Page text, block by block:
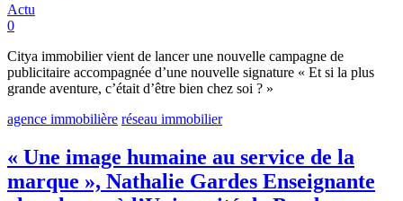
Actu
0
Citya immobilier vient de lancer une nouvelle campagne de
publicitaire accompagnée d’une nouvelle signature « Et si la plus
grande aventure, c’était d’être bien chez soi ? »
agence immobilière réseau immobilier
« Une image humaine au service de la
marque », Nathalie Gardes Enseignante